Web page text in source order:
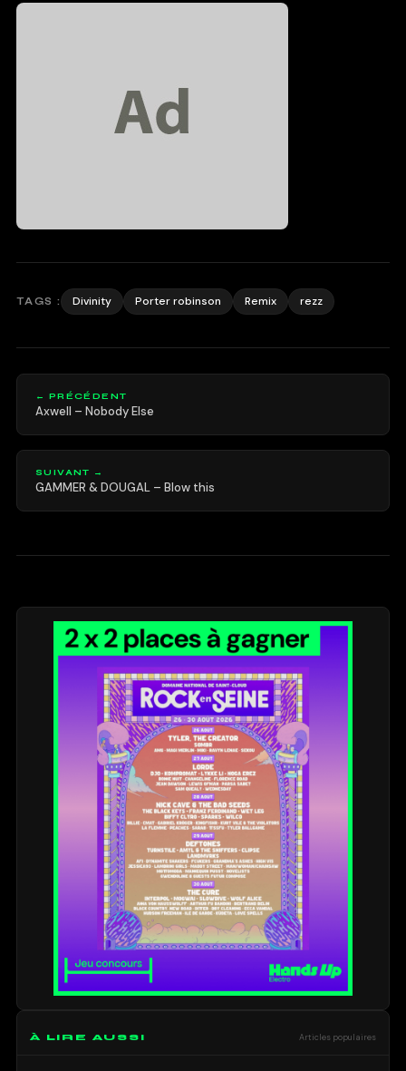
TAGS : Divinity Porter robinson Remix rezz
← PRÉCÉDENT
Axwell – Nobody Else
SUIVANT →
GAMMER & DOUGAL – Blow this
À LIRE AUSSI Articles populaires